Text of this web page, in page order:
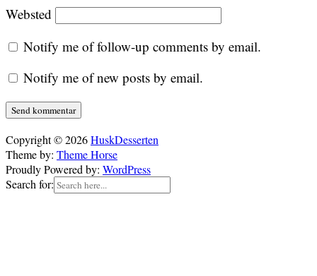
Websted
Notify me of follow-up comments by email.
Notify me of new posts by email.
Copyright © 2026HuskDesserten
Theme by: Theme Horse
Proudly Powered by: WordPress
Search for: